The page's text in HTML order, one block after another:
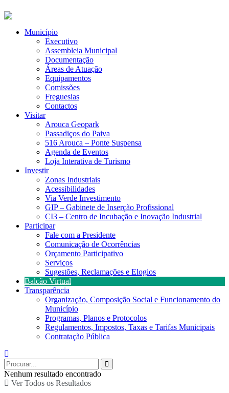
Município
Executivo
Assembleia Municipal
Documentação
Áreas de Atuação
Equipamentos
Comissões
Freguesias
Contactos
Visitar
Arouca Geopark
Passadiços do Paiva
516 Arouca – Ponte Suspensa
Agenda de Eventos
Loja Interativa de Turismo
Investir
Zonas Industriais
Acessibilidades
Via Verde Investimento
GIP – Gabinete de Inserção Profissional
CI3 – Centro de Incubação e Inovação Industrial
Participar
Fale com a Presidente
Comunicação de Ocorrências
Orçamento Participativo
Serviços
Sugestões, Reclamações e Elogios
Balcão Virtual
Transparência
Organização, Composição Social e Funcionamento do
Município
Programas, Planos e Protocolos
Regulamentos, Impostos, Taxas e Tarifas Municipais
Contratação Pública
Nenhum resultado encontrado
Ver Todos os Resultados